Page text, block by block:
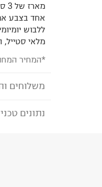
אחד בצבע
ללבוש
מלאי סטייל,
*המחיר
משלוחים
לבחירת
נתונים